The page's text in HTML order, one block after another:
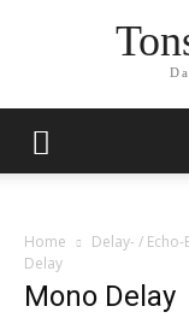
Home Delay- /
Delay
Mono Delay